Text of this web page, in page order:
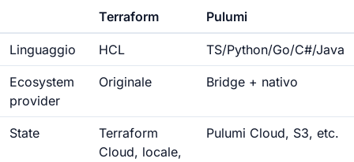
Terraform Pulumi
Linguaggio HCL TS/Python/Go/C#/Java
Ecosystem
provider
Originale Bridge + nativo
State
Terraform
Cloud, locale,
Pulumi Cloud, S3, etc.